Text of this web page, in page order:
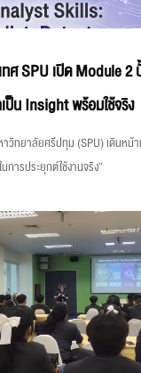
ทศ SPU เปิด Module
น Insight พร้อมใช้จริง
าวิทยาลัยศรีปทุม (SPU) เดินห
การประยุกต์ใช้งานจริง”